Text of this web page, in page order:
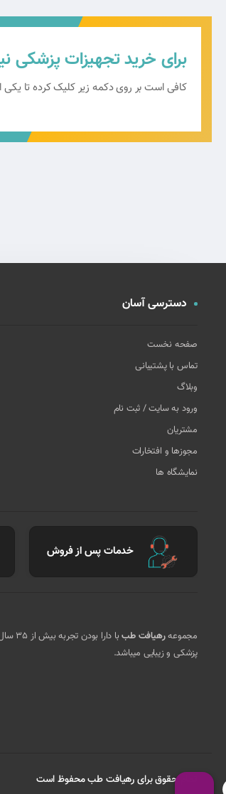
برای خرید تجهیزات پزشکی
کافی است بر روی دکمه زیر کلیک کرده تا یکی
دسترسی آسان
صفحه نخست
تماس با پشتیبانی
وبلاگ
ورود به سایت / ثبت نام
مشتریان
مجوزها و افتخارات
نمایشگاه ها
خدمات پس از فروش
مجموعهرهیافت طب
با
پزشکی و زیبایی میباشد.
تمام حقوق برای رهیافت طب محفوظ است